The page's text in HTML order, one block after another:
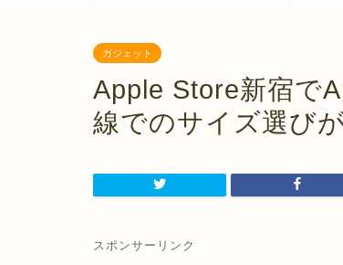
ガジェット
Apple Store新宿で
線でのサイズ選び
スポンサーリンク